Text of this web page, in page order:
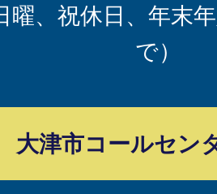
曜、祝休日、年末
で）
大津市コールセン